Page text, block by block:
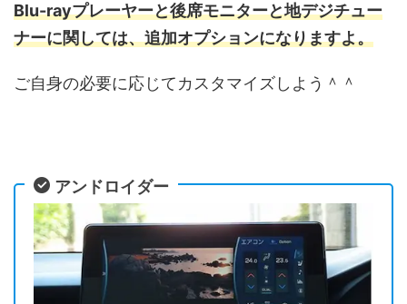
Blu-rayプレーヤーと後席モニターと地デジチュー
ナーに関しては、追加オプションになりますよ。
ご自身の必要に応じてカスタマイズしよう＾＾
アンドロイダー